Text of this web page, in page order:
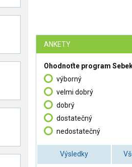
ANKETY
Ohodnoťte program
výborný
velmi dobrý
dobrý
dostatečný
nedostatečný
Výsledky